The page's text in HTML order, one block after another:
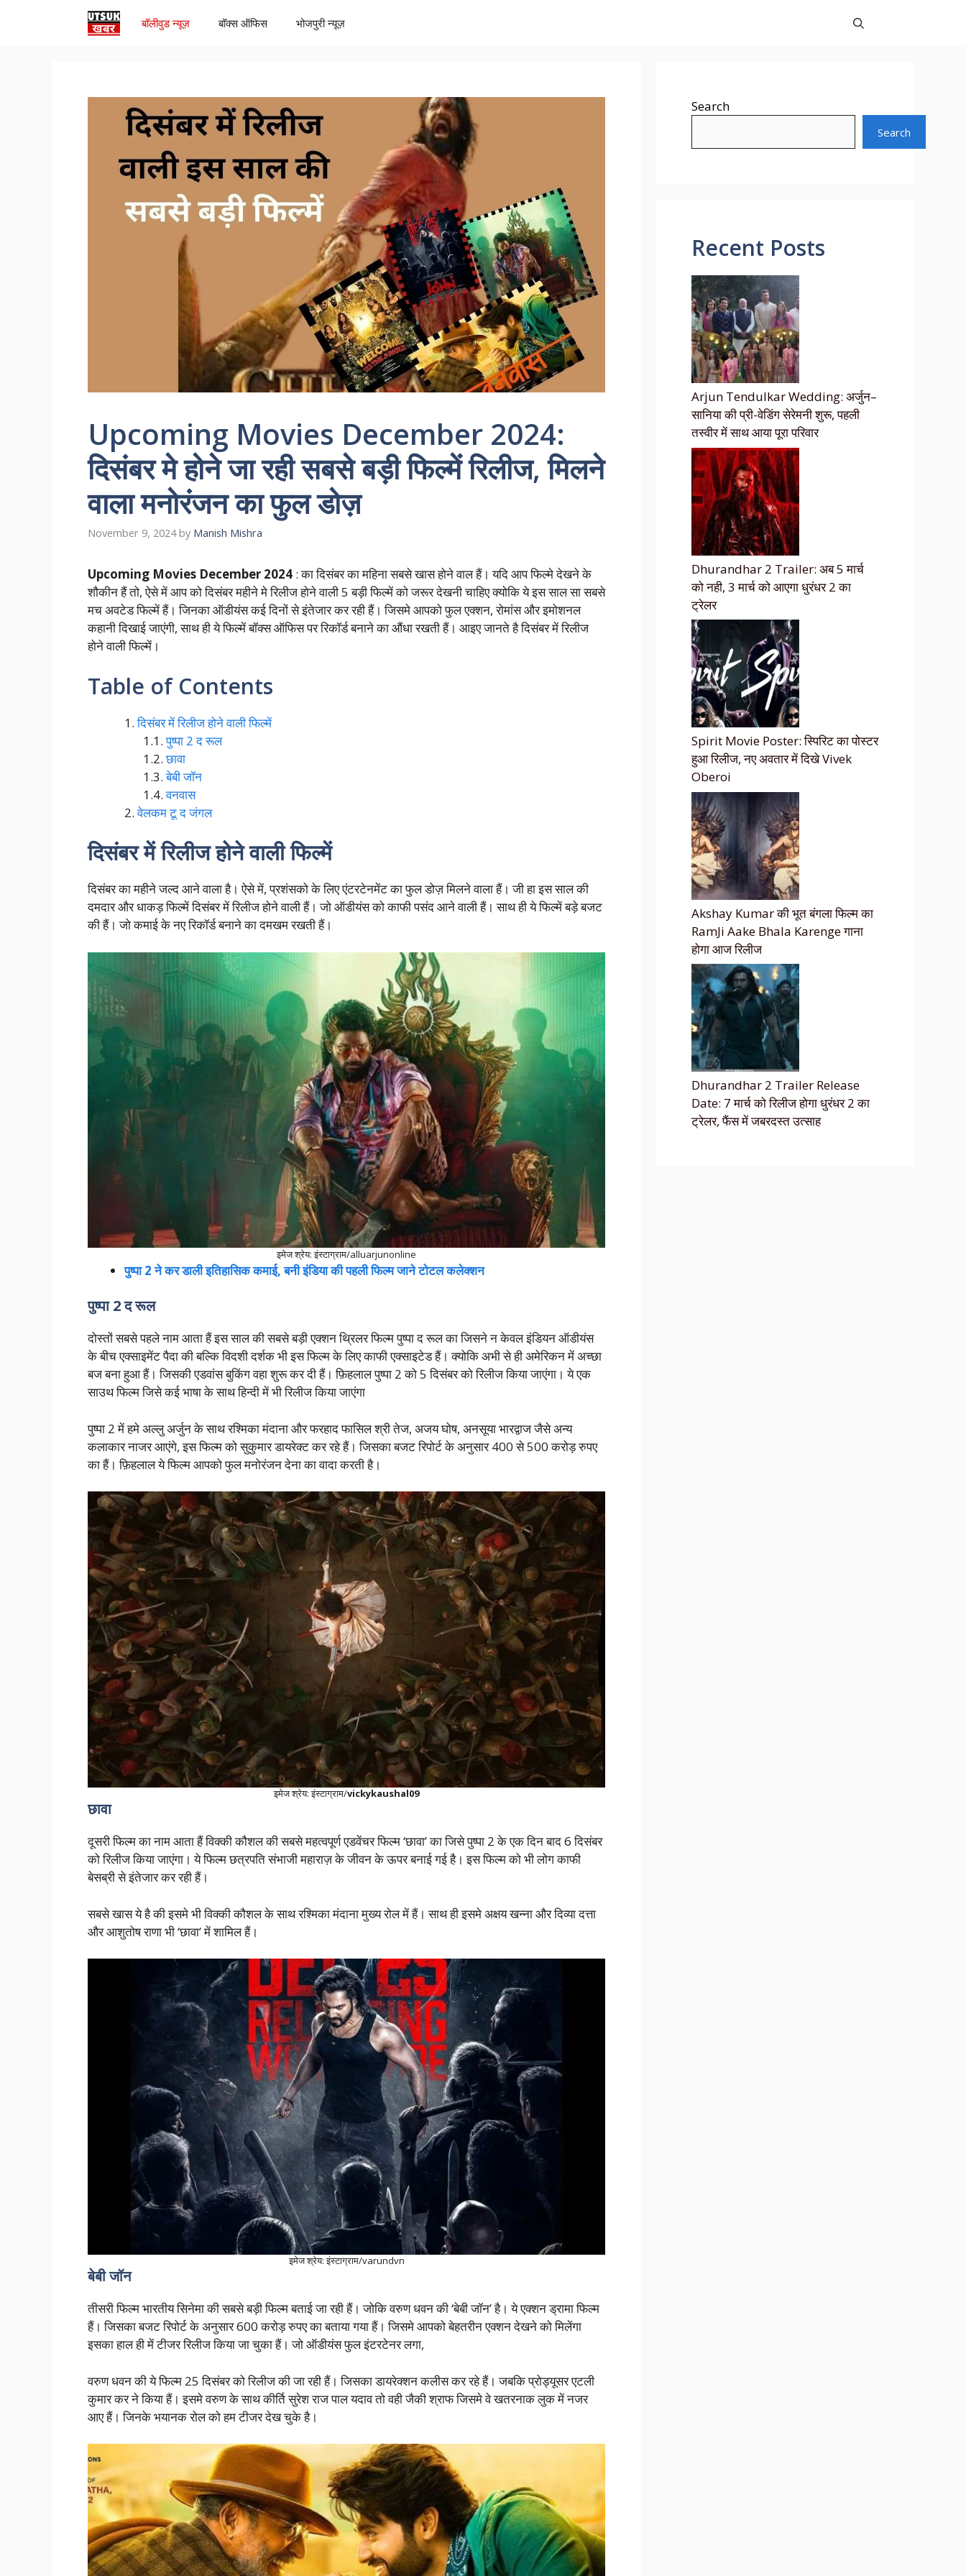
बॉलीवुड न्यूज़ बॉक्स ऑफिस भोजपुरी न्यूज़
Upcoming Movies December 2024:
दिसंबर मे होने जा रही सबसे बड़ी फिल्में रिलीज, मिलने
वाला मनोरंजन का फुल डोज़
November 9, 2024 by Manish Mishra
Upcoming Movies December 2024 : का दिसंबर का महिना सबसे खास होने वाल हैं। यदि आप फिल्मे देखने के
शौकीन हैं तो, ऐसे में आप को दिसंबर महीने मे रिलीज होने वाली 5 बड़ी फिल्में को जरूर देखनी चाहिए क्योकि ये इस साल सा सबसे
मच अवटेड फिल्में हैं। जिनका ऑडीयंस कई दिनों से इंतेजार कर रही हैं। जिसमे आपको फुल एक्शन, रोमांस और इमोशनल
कहानी दिखाई जाएंगी, साथ ही ये फिल्में बॉक्स ऑफिस पर रिकॉर्ड बनाने का औंधा रखती हैं। आइए जानते है दिसंबर में रिलीज
होने वाली फिल्में।
Table of Contents
दिसंबर में रिलीज होने वाली फिल्में
पुष्पा 2 द रूल
छावा
बेबी जॉन
वनवास
वेलकम टू द जंगल
दिसंबर में रिलीज होने वाली फिल्में
दिसंबर का महीने जल्द आने वाला है। ऐसे में, प्रशंसको के लिए एंटरटेनमेंट का फुल डोज़ मिलने वाला हैं। जी हा इस साल की
दमदार और धाकड़ फिल्में दिसंबर में रिलीज होने वाली हैं। जो ऑडीयंस को काफी पसंद आने वाली हैं। साथ ही ये फिल्में बड़े बजट
की हैं। जो कमाई के नए रिकॉर्ड बनाने का दमखम रखती हैं।
इमेज श्रेय: इंस्टाग्राम/alluarjunonline
पुष्पा 2 ने कर डाली इतिहासिक कमाई, बनी इंडिया की पहली फिल्म जाने टोटल कलेक्शन
पुष्पा 2 द रूल
दोस्तों सबसे पहले नाम आता हैं इस साल की सबसे बड़ी एक्शन थ्रिलर फिल्म पुष्पा द रूल का जिसने न केवल इंडियन ऑडीयंस
के बीच एक्साइमेंट पैदा की बल्कि विदशी दर्शक भी इस फिल्म के लिए काफी एक्साइटेड हैं। क्योकि अभी से ही अमेरिकन में अच्छा
बज बना हुआ हैं। जिसकी एडवांस बुकिंग वहा शुरू कर दी हैं। फ़िहलाल पुष्पा 2 को 5 दिसंबर को रिलीज किया जाएंगा। ये एक
साउथ फिल्म जिसे कई भाषा के साथ हिन्दी में भी रिलीज किया जाएंगा
पुष्पा 2 में हमे अल्लु अर्जुन के साथ रश्मिका मंदाना और फरहाद फासिल श्री तेज, अजय घोष, अनसूया भारद्वाज जैसे अन्य
कलाकार नाजर आएंगे, इस फिल्म को सुकुमार डायरेक्ट कर रहे हैं। जिसका बजट रिपोर्ट के अनुसार 400 से 500 करोड़ रुपए
का हैं। फ़िहलाल ये फिल्म आपको फुल मनोरंजन देना का वादा करती है।
इमेज श्रेय: इंस्टाग्राम/vickykaushal09
छावा
दूसरी फिल्म का नाम आता हैं विक्की कौशल की सबसे महत्वपूर्ण एडवेंचर फिल्म ‘छावा’ का जिसे पुष्पा 2 के एक दिन बाद 6 दिसंबर
को रिलीज किया जाएंगा। ये फिल्म छत्रपति संभाजी महाराज़ के जीवन के ऊपर बनाई गई है। इस फिल्म को भी लोग काफी
बेसब्री से इंतेजार कर रही हैं।
सबसे खास ये है की इसमे भी विक्की कौशल के साथ रश्मिका मंदाना मुख्य रोल में हैं। साथ ही इसमे अक्षय खन्ना और दिव्या दत्ता
और आशुतोष राणा भी ‘छावा’ में शामिल हैं।
इमेज श्रेय: इंस्टाग्राम/varundvn
बेबी जॉन
तीसरी फिल्म भारतीय सिनेमा की सबसे बड़ी फिल्म बताई जा रही हैं। जोकि वरुण धवन की ‘बेबी जॉन’ है। ये एक्शन ड्रामा फिल्म
हैं। जिसका बजट रिपोर्ट के अनुसार 600 करोड़ रुपए का बताया गया हैं। जिसमे आपको बेहतरीन एक्शन देखने को मिलेंगा
इसका हाल ही में टीजर रिलीज किया जा चुका हैं। जो ऑडीयंस फुल इंटरटेनर लगा,
वरुण धवन की ये फिल्म 25 दिसंबर को रिलीज की जा रही हैं। जिसका डायरेक्शन कलीस कर रहे हैं। जबकि प्रोड्यूसर एटली
कुमार कर ने किया हैं। इसमे वरुण के साथ कीर्ति सुरेश राज पाल यदाव तो वही जैकी श्राफ जिसमे वे खतरनाक लुक में नजर
आए हैं। जिनके भयानक रोल को हम टीजर देख चुके है।
Search
Search
Recent Posts
Arjun Tendulkar Wedding: अर्जुन–
सानिया की प्री-वेडिंग सेरेमनी शुरू, पहली
तस्वीर में साथ आया पूरा परिवार
Dhurandhar 2 Trailer: अब 5 मार्च
को नही, 3 मार्च को आएगा धुरंधर 2 का
ट्रेलर
Spirit Movie Poster: स्पिरिट का पोस्टर
हुआ रिलीज, नए अवतार में दिखे Vivek
Oberoi
Akshay Kumar की भूत बंगला फिल्म का
RamJi Aake Bhala Karenge गाना
होगा आज रिलीज
Dhurandhar 2 Trailer Release
Date: 7 मार्च को रिलीज होगा धुरंधर 2 का
ट्रेलर, फैंस में जबरदस्त उत्साह